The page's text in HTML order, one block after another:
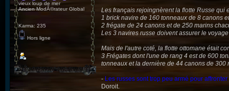
vieux loup de mer
Ancien ModÃ©rateur Global
Karma: 235
Hors ligne
Les français rejoingnèrent la flotte Russe qui
1 brick navire de 160 tonneaux de 8 canons
2 frégate de 24 canons et de 250 marins
Les 3 navires russe doivent assurer le
Mais de l'autre coté, la flotte ottomane était
3 Frégates dont l'une de rang 4 est de 600
tonneaux et la dernière de 44 canons de
- Les russes sont trop peu armé pour
Doroit.